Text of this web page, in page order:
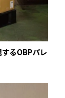
るOBPパレ